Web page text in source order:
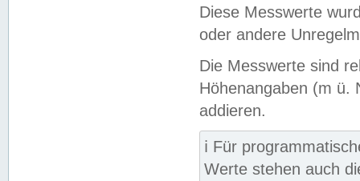
Diese Messwerte
oder andere
Die Messwerte sind
Höhenangaben (m ü.
addieren.
ℹ️ Für
Werte stehen auch